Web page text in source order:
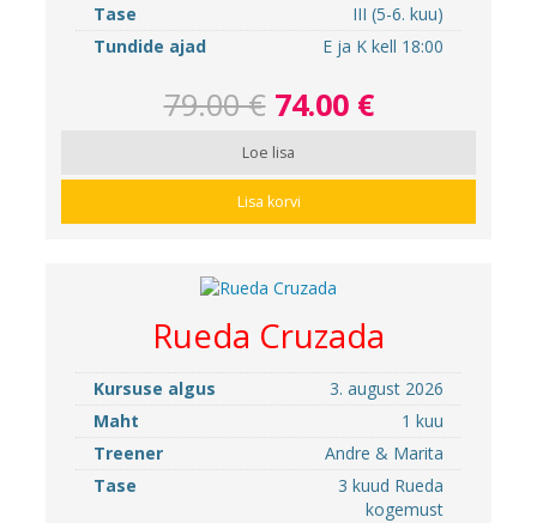
Tase
III (5-6. kuu)
Tundide ajad
E ja K kell 18:00
79.00 € 74.00 €
Loe lisa
Lisa korvi
Rueda Cruzada
Kursuse algus
3. august 2026
Maht
1 kuu
Treener
Andre & Marita
Tase
3 kuud Rueda
kogemust